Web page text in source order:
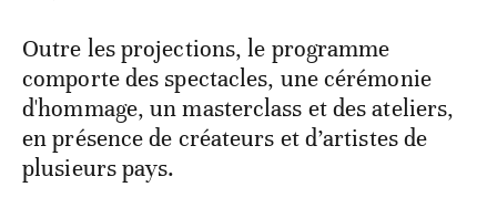
Outre les projections, le programme
comporte des spectacles, une cérémonie
d'hommage, un masterclass et des ateliers,
en présence de créateurs et d’artistes de
plusieurs pays.